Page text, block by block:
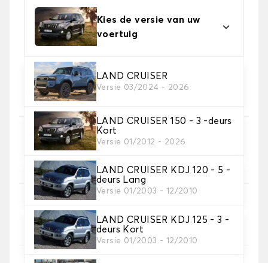
Kies de versie van uw
voertuig
LAND CRUISER
Versie 03/2024 - 2026
LAND CRUISER 150 - 3 -deurs
Kort
Versie 01/2012 - 2026
LAND CRUISER KDJ 120 - 5 -
deurs Lang
Versie 01/2003 - 12/2010
LAND CRUISER KDJ 125 - 3 -
deurs Kort
Versie 01/2003 - 12/2010
2. Materiaal
Kies het materiaal van uw kofferbakmat
3. Tapijt kleuren
Kies de kleur van je tapijt kofferruimte.
Kies het materiaal voor de riem.